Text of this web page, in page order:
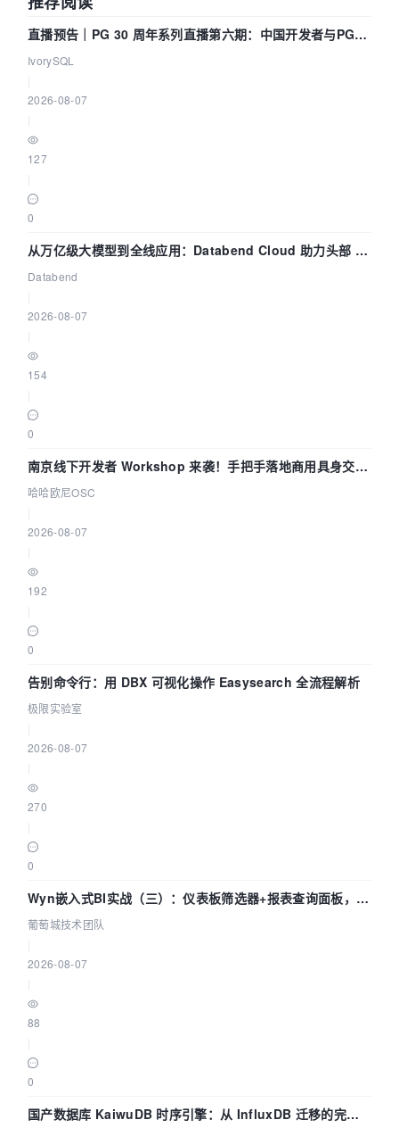
直播预告｜PG 30 周年系列直播第六期：中国开发者与PG内
核——我们改得动吗？我们贡献了什么？
IvorySQL
2026-08-07
127
0
从万亿级大模型到全线应用：Databend Cloud 助力头部 AI
企业构建全链路 Trace 数据管道
Databend
2026-08-07
154
0
南京线下开发者 Workshop 来袭！手把手落地商用具身交互
智能 Agent 应用
哈哈欧尼OSC
2026-08-07
192
0
告别命令行：用 DBX 可视化操作 Easysearch 全流程解析
极限实验室
2026-08-07
270
0
Wyn嵌入式BI实战（三）：仪表板筛选器+报表查询面板，参
数联动全闭环
葡萄城技术团队
2026-08-07
88
0
国产数据库 KaiwuDB 时序引擎：从 InfluxDB 迁移的完整